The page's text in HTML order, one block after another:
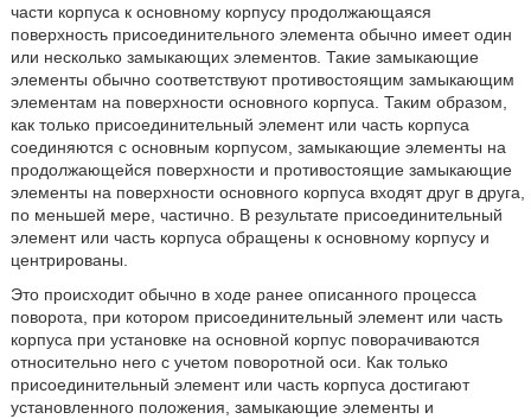
части корпуса к основному корпусу продолжающаяся
поверхность присоединительного элемента обычно имеет один
или несколько замыкающих элементов. Такие замыкающие
элементы обычно соответствуют противостоящим замыкающим
элементам на поверхности основного корпуса. Таким образом,
как только присоединительный элемент или часть корпуса
соединяются с основным корпусом, замыкающие элементы на
продолжающейся поверхности и противостоящие замыкающие
элементы на поверхности основного корпуса входят друг в друга,
по меньшей мере, частично. В результате присоединительный
элемент или часть корпуса обращены к основному корпусу и
центрированы.
Это происходит обычно в ходе ранее описанного процесса
поворота, при котором присоединительный элемент или часть
корпуса при установке на основной корпус поворачиваются
относительно него с учетом поворотной оси. Как только
присоединительный элемент или часть корпуса достигают
установленного положения, замыкающие элементы и